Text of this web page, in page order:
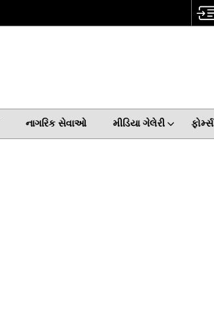
નાગરિક સેવાઓ મીડિયા ગેલેરી ફોર્મ્સ